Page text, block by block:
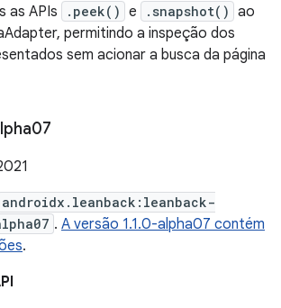
as APIs .peek() e .snapshot() ao
permitindo a inspeção dos
sem acionar a busca da página
androidx.leanback:leanback-
. A versão 1.1.0-alpha07 contém
.